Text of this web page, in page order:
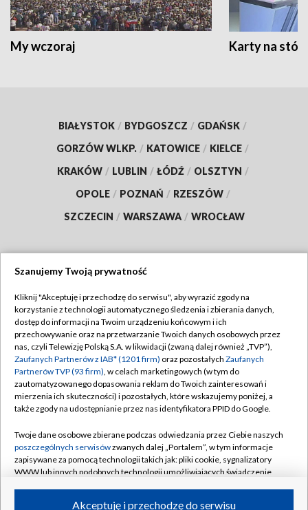
My wczoraj Karty na
BIAŁYSTOK / BYDGOSZCZ / GDAŃSK /
GORZÓW WLKP. / KATOWICE / KIELCE /
KRAKÓW / LUBLIN / ŁÓDŹ / OLSZTYN /
OPOLE / POZNAŃ / RZESZÓW /
SZCZECIN / WARSZAWA / WROCŁAW
TVP
Abonament TVP
Emisja w TVP
Centrum informacji TVP
Naziemna Telewizja Cyfrowa
Rada Programowa
System NOS
Informacje o nadawcy
Regulamin TVP
Polityka prywatności
Moje zgody
Pomoc
Kontakt
Kanały
Szanujemy Twoją prywatność
Kliknij "Akceptuję i przechodzę do serwisu", aby wyrazić zgody na
korzystanie z technologii automatycznego śledzenia i zbierania danych,
dostęp do informacji na Twoim urządzeniu końcowym i ich
przechowywanie oraz na przetwarzanie Twoich danych osobowych przez
nas, czyli Telewizję Polską S.A. w likwidacji (zwaną dalej również „TVP”),
Zaufanych Partnerów z IAB* (1201 firm) oraz pozostałych Zaufanych
Partnerów TVP (93 firm), w celach marketingowych (w tym do
zautomatyzowanego dopasowania reklam do Twoich zainteresowań i
mierzenia ich skuteczności) i pozostałych, które wskazujemy poniżej, a
także zgody na udostępnianie przez nas identyfikatora PPID do Google.
Twoje dane osobowe zbierane podczas odwiedzania przez Ciebie naszych
poszczególnych serwisówzwanych dalej „Portalem”, w tym informacje
zapisywane za pomocą technologii takich jak: pliki cookie, sygnalizatory
WWW lub innych podobnych technologii umożliwiających świadczenie
Akceptuję i przechodzę do serwisu